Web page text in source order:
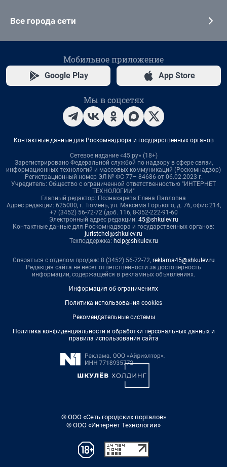
Все города сети
Мобильное приложение
Google Play App Store
Мы в соцсетях
Контактные данные для Роскомнадзора и государственных органов
Сетевое издание «45.ру» (18+)
Зарегистрировано Федеральной службой по надзору в сфере связи,
информационных технологий и массовых коммуникаций (Роскомнадзор)
Регистрационный номер ЭЛ № ФС 77– 84686 от 06.02.2023 г.
Учредитель: Общество с ограниченной ответственностью "ИНТЕРНЕТ
ТЕХНОЛОГИИ"
Главный редактор: Познахарева Елена Павловна
Адрес редакции: 625000, г. Тюмень, ул. Максима Горького, д. 76, офис 214,
+7 (3452) 56-72-72 (доб. 116, 8-352-222-91-60
Электронный адрес редакции: 45@shkulev.ru
Контактные данные для Роскомнадзора и государственных органов:
juristchel@shkulev.ru
Техподдержка: help@shkulev.ru
Связаться с отделом продаж: 8 (3452) 56-72-72, reklama45@shkulev.ru
Редакция сайта не несет ответственности за достоверность
информации, содержащейся в рекламных объявлениях.
Информация об ограничениях
Политика использования cookies
Рекомендательные системы
Политика конфиденциальности и обработки персональных данных и
правила использования сайта
© ООО «Сеть городских порталов»
© ООО «Интернет Технологии»